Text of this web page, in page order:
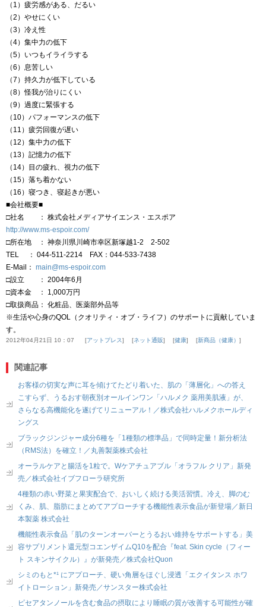
（1）疲労感がある、だるい
（2）やせにくい
（3）冷え性
（4）集中力の低下
（5）いつもイライラする
（6）息苦しい
（7）持久力が低下している
（8）怪我が治りにくい
（9）過度に緊張する
（10）パフォーマンスの低下
（11）疲労回復が遅い
（12）集中力の低下
（13）記憶力の低下
（14）目の疲れ、視力の低下
（15）落ち着かない
（16）寝つき、寝起きが悪い
■会社概要■
□社名 ： 株式会社メディアサイエンス・エスポア
http://www.ms-espoir.com/
□所在地 ： 神奈川県川崎市幸区新塚越1-2 2-502
TEL ： 044-511-2214 FAX：044-533-7438
E-Mail： main@ms-espoir.com
□設立 ： 2004年6月
□資本金 ： 1,000万円
□取扱商品： 化粧品、医薬部外品等
※生活や心身のQOL（クオリティ・オブ・ライフ）のサポートに貢献していま
す。
2012年04月21日 10：07 アットプレス ネット通販 健康 新商品（健康）
関連記事
お客様の切実な声に耳を傾けてたどり着いた、肌の「薄層化」への答え
こすらず、うるおす朝夜別オールインワン「ハルメク 薬用美肌液」が、
さらなる高機能化を遂げてリニューアル！／株式会社ハルメクホールディ
ングス
ブラックジンジャー成分6種を「1種類の標準品」で同時定量！新分析法
（RMS法）を確立！／丸善製薬株式会社
オーラルケアと腸活を1粒で。Wケアチュアブル「オラフル クリア」新発
売／株式会社イブフローラ研究所
4種類の赤い野菜と果実配合で、おいしく続ける美活習慣。冷え、脚のむ
くみ、肌、脂肪にまとめてアプローチする機能性表示食品が新登場／新日
本製薬 株式会社
機能性表示食品「肌のターンオーバーとうるおい維持をサポートする」美
容サプリメント還元型コエンザイムQ10を配合『feat. Skin cycle（フィー
ト スキンサイクル）』が新発売／株式会社Quon
シミのもと*¹ にアプローチ、硬い角層をほぐし浸透「エクイタンス ホワ
イトローション」新発売／サンスター株式会社
ピセアタンノールを含む食品の摂取により睡眠の質が改善する可能性が確